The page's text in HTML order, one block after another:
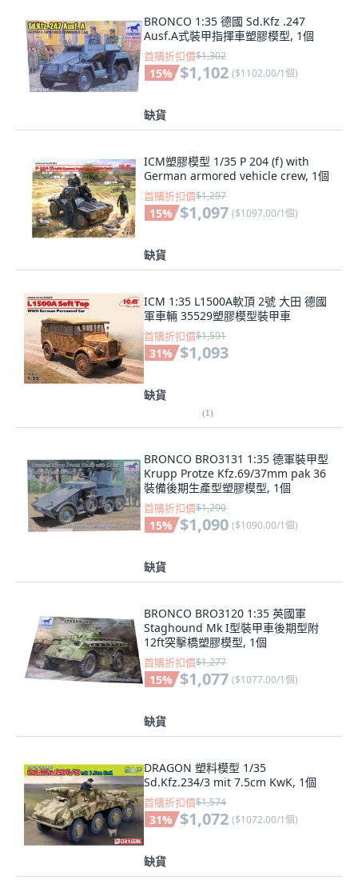
BRONCO 1:35 德國 Sd.Kfz .247
Ausf.A式裝甲指揮車塑膠模型, 1個
首購折扣價$1,302
15% $1,102 ($1102.00/1個)
缺貨
ICM塑膠模型 1/35 P 204 (f) with
German armored vehicle crew, 1個
首購折扣價$1,297
15% $1,097 ($1097.00/1個)
缺貨
ICM 1:35 L1500A軟頂 2號 大田 德國
軍車輛 35529塑膠模型裝甲車
首購折扣價$1,591
31% $1,093
缺貨
(1)
BRONCO BRO3131 1:35 德軍裝甲型
Krupp Protze Kfz.69/37mm pak 36
裝備後期生產型塑膠模型, 1個
首購折扣價$1,290
15% $1,090 ($1090.00/1個)
缺貨
BRONCO BRO3120 1:35 英國軍
Staghound Mk I型裝甲車後期型附
12ft突擊橋塑膠模型, 1個
首購折扣價$1,277
15% $1,077 ($1077.00/1個)
缺貨
DRAGON 塑料模型 1/35
Sd.Kfz.234/3 mit 7.5cm KwK, 1個
首購折扣價$1,574
31% $1,072 ($1072.00/1個)
缺貨